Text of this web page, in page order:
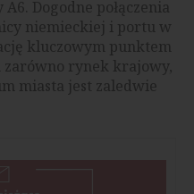
Dogodne połączenia
niemieckiej i portu w
kluczowym punktem
zarówno rynek krajowy,
miasta jest zaledwie